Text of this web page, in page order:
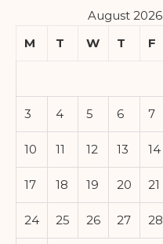
August 2026
M
T W T F
3 4 5 6 7
10 11 12 13 14
17 18 19 20 21
24 25 26 27 28